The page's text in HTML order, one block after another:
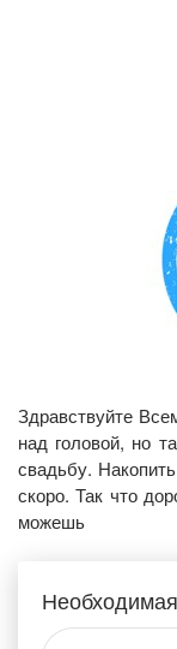
Здравствуйте
над головой, но
свадьбу.
скоро. Так что
можешь